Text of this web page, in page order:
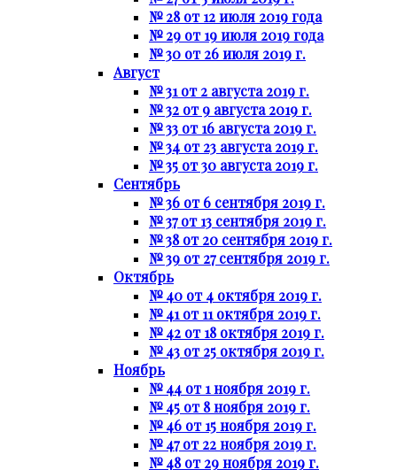
№ 28 от 12 июля 2019 года
№ 29 от 19 июля 2019 года
№ 30 от 26 июля 2019 г.
Август
№ 31 от 2 августа 2019 г.
№ 32 от 9 августа 2019 г.
№ 33 от 16 августа 2019 г.
№ 34 от 23 августа 2019 г.
№ 35 от 30 августа 2019 г.
Сентябрь
№ 36 от 6 сентября 2019 г.
№ 37 от 13 сентября 2019 г.
№ 38 от 20 сентября 2019 г.
№ 39 от 27 сентября 2019 г.
Октябрь
№ 40 от 4 октября 2019 г.
№ 41 от 11 октября 2019 г.
№ 42 от 18 октября 2019 г.
№ 43 от 25 октября 2019 г.
Ноябрь
№ 44 от 1 ноября 2019 г.
№ 45 от 8 ноября 2019 г.
№ 46 от 15 ноября 2019 г.
№ 47 от 22 ноября 2019 г.
№ 48 от 29 ноября 2019 г.